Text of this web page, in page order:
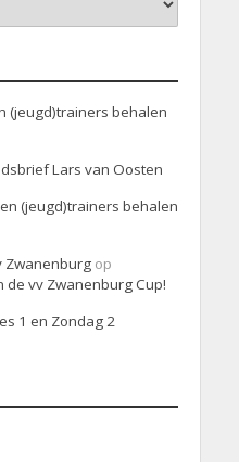
(jeugd)trainers behalen
Lars van Oosten
(jeugd)trainers behalen
Zwanenburgop
vv Zwanenburg Cup!
1 en Zondag 2